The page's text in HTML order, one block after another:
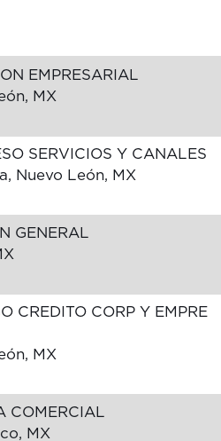
EMPRESARIAL
MX
SERVICIOS Y CANALES
Nuevo León, MX
GENERAL
CREDITO CORP Y EMPRE
MX
COMERCIAL
MX